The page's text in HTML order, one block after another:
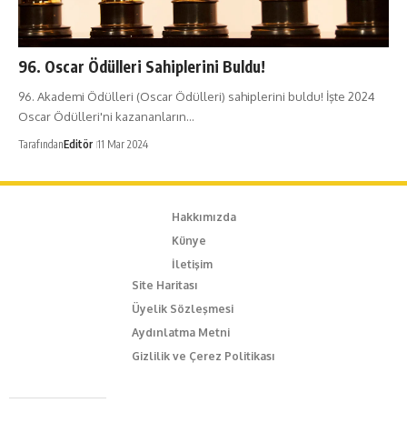
96. Oscar Ödülleri Sahiplerini Buldu!
96. Akademi Ödülleri (Oscar Ödülleri) sahiplerini buldu! İşte 2024
Oscar Ödülleri'ni kazananların…
TarafındanEditör 11 Mar 2024
Hakkımızda
Künye
İletişim
Site Haritası
Üyelik Sözleşmesi
Aydınlatma Metni
Gizlilik ve Çerez Politikası
Caferağa Mah. Dr. Şakir Paşa Sok. No3/A Kadıköy İstanbul